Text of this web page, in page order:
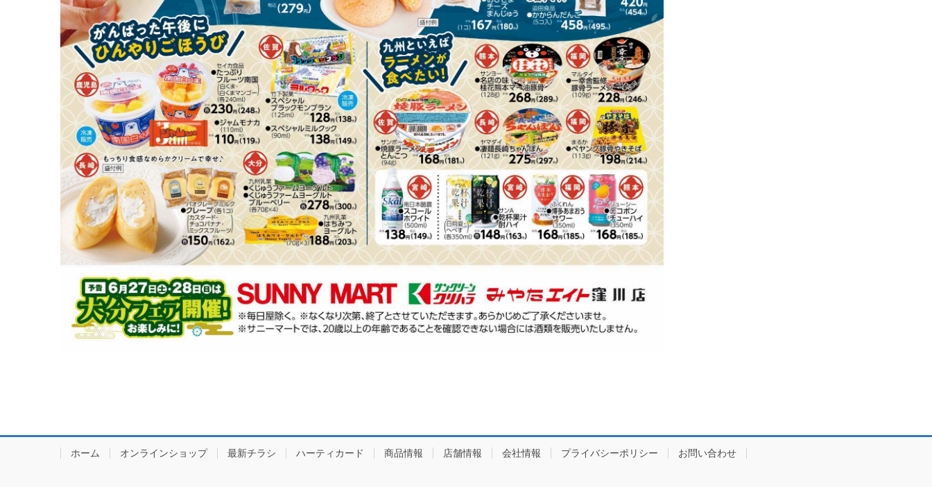
ホーム オンラインショップ 最新チラシ ハーティカード 商品情報 店舗情報 会社情報 プライバシーポリシー お問い合わせ